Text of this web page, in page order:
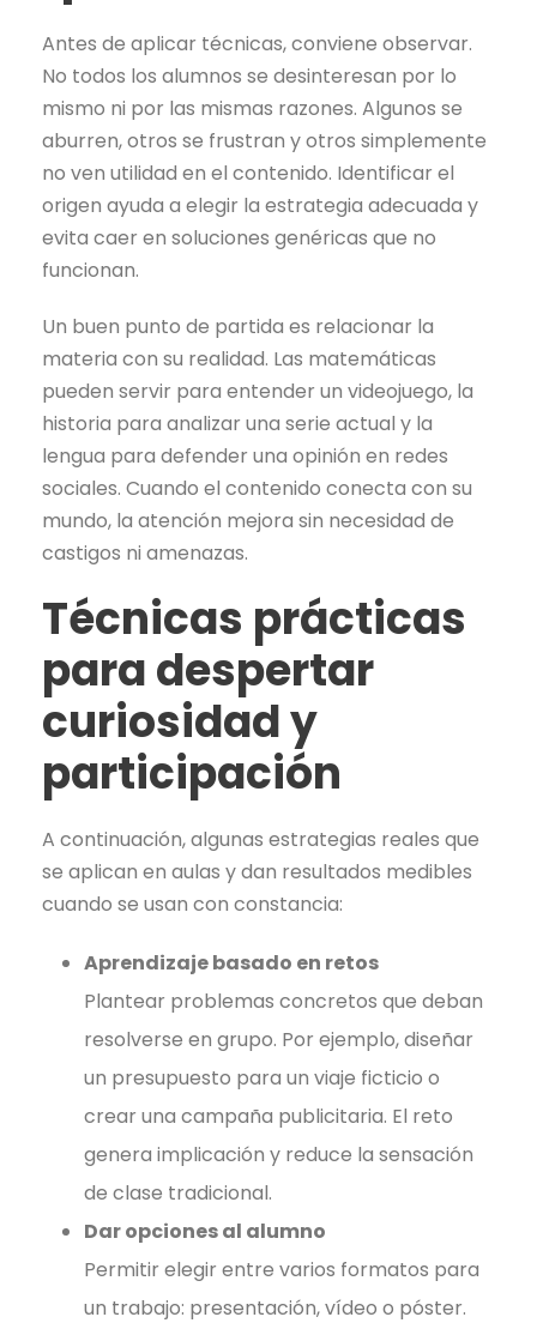
Antes de aplicar técnicas, conviene observar.
No todos los alumnos se desinteresan por lo
mismo ni por las mismas razones. Algunos se
aburren, otros se frustran y otros simplemente
no ven utilidad en el contenido. Identificar el
origen ayuda a elegir la estrategia adecuada y
evita caer en soluciones genéricas que no
funcionan.
Un buen punto de partida es relacionar la
materia con su realidad. Las matemáticas
pueden servir para entender un videojuego, la
historia para analizar una serie actual y la
lengua para defender una opinión en redes
sociales. Cuando el contenido conecta con su
mundo, la atención mejora sin necesidad de
castigos ni amenazas.
Técnicas prácticas
para despertar
curiosidad y
participación
A continuación, algunas estrategias reales que
se aplican en aulas y dan resultados medibles
cuando se usan con constancia:
Aprendizaje basado en retos
Plantear problemas concretos que deban
resolverse en grupo. Por ejemplo, diseñar
un presupuesto para un viaje ficticio o
crear una campaña publicitaria. El reto
genera implicación y reduce la sensación
de clase tradicional.
Dar opciones al alumno
Permitir elegir entre varios formatos para
un trabajo: presentación, vídeo o póster.